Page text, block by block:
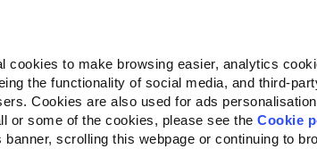
cookies to make browsing easier, analytics
the functionality of social media, and third-
Cookies are also used for ads
or some of the cookies, please see theCookie
scrolling this webpage or continuing to
Companion for Life L'appel à projets